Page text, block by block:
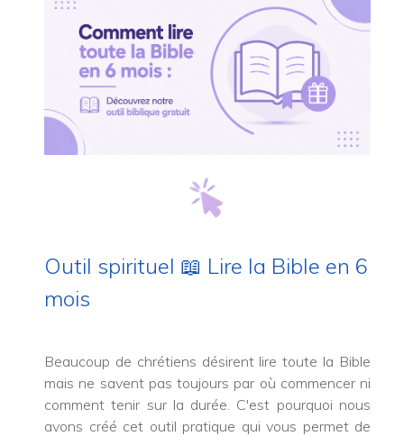
Outil spirituel 📖 Lire la Bible en 6
mois
Beaucoup de chrétiens désirent lire toute la Bible
mais ne savent pas toujours par où commencer ni
comment tenir sur la durée. C'est pourquoi nous
avons créé cet outil pratique qui vous permet de